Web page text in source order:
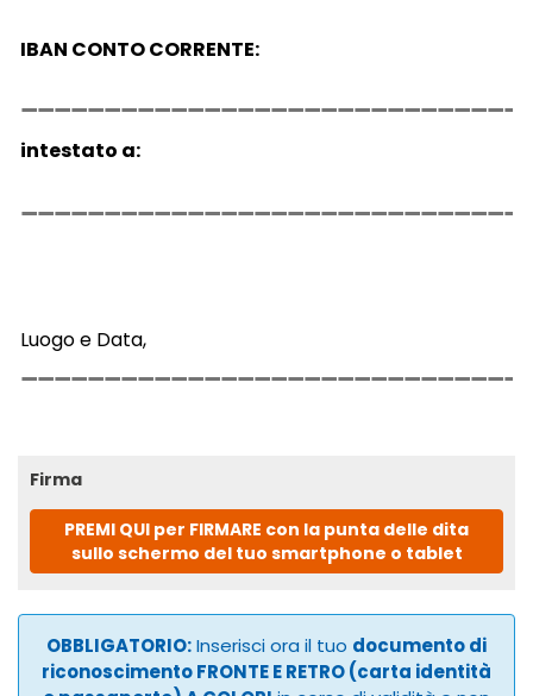
IBAN CONTO CORRENTE:
intestato a:
Luogo e Data,
Firma
PREMI QUI per FIRMARE con la punta delle dita
sullo schermo del tuo smartphone o tablet
OBBLIGATORIO:Inserisci ora il tuo documento di
riconoscimento FRONTE E RETRO (carta identità